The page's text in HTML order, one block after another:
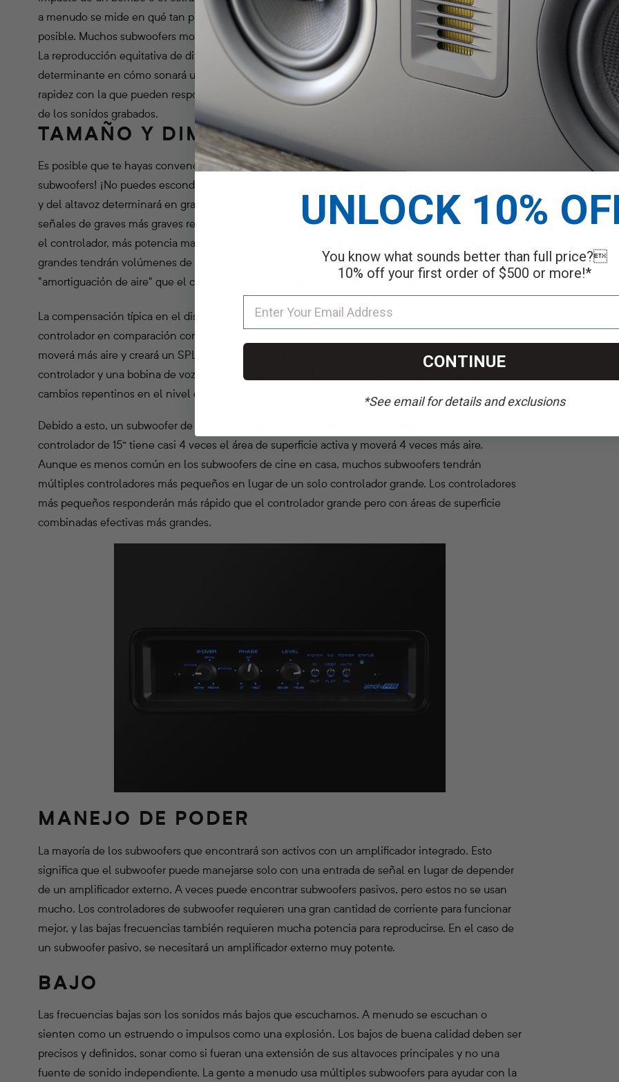
a menudo se mide en qué tan plana es la respuesta de frecuencia hasta su punto más bajo
posible. Muchos subwoofers modernos pueden reproducir frecuencias tan bajas como 20-30 Hz.
La reproducción equitativa de diferentes frecuencias es esencial pero no necesariamente un factor
determinante en cómo sonará un subwoofer. Una característica definitoria de los subwoofers es la
rapidez con la que pueden responder y recuperarse de un impulso para una reproducción precisa
de los sonidos grabados.
TAMAÑO Y DIMENSIONES DEL SUBWOOFER
Es posible que te hayas convencido de que el tamaño no importa, ¡pero sí en el mundo de los
subwoofers! ¡No puedes esconderte detrás de tu F-350 con este! El tamaño de la caja del altavoz
y del altavoz determinará en gran medida la profundidad y el volumen de los graves. Mover
señales de graves más graves requiere una enorme cantidad de energía; cuanto más extenso sea
el controlador, más potencia manejará y mayor volumen de aire podrá mover. Los woofers más
grandes tendrán volúmenes de gabinete más grandes para proporcionar la cantidad adecuada de
"amortiguación de aire" que el controlador necesita para un rendimiento óptimo.
La compensación típica en el diseño de altavoces que involucran subwoofers es el área del
controlador en comparación con el peso del cono del altavoz. Un área de altavoz más grande
moverá más aire y creará un SPL más alto si todos los demás factores son idénticos. El peso de un
controlador y una bobina de voz afectará la rapidez con la que un subwoofer puede responder a
cambios repentinos en el nivel de la señal de entrada.
Debido a esto, un subwoofer de 8” puede responder más rápido que un subwoofer de 15”, pero el
controlador de 15” tiene casi 4 veces el área de superficie activa y moverá 4 veces más aire.
Aunque es menos común en los subwoofers de cine en casa, muchos subwoofers tendrán
múltiples controladores más pequeños en lugar de un solo controlador grande. Los controladores
más pequeños responderán más rápido que el controlador grande pero con áreas de superficie
combinadas efectivas más grandes.
MANEJO DE PODER
La mayoría de los subwoofers que encontrará son activos con un amplificador integrado. Esto
significa que el subwoofer puede manejarse solo con una entrada de señal en lugar de depender
de un amplificador externo. A veces puede encontrar subwoofers pasivos, pero estos no se usan
mucho. Los controladores de subwoofer requieren una gran cantidad de corriente para funcionar
mejor, y las bajas frecuencias también requieren mucha potencia para reproducirse. En el caso de
un subwoofer pasivo, se necesitará un amplificador externo muy potente.
BAJO
Las frecuencias bajas son los sonidos más bajos que escuchamos. A menudo se escuchan o
sienten como un estruendo o impulsos como una explosión. Los bajos de buena calidad deben ser
precisos y definidos, sonar como si fueran una extensión de sus altavoces principales y no una
fuente de sonido independiente. La gente a menudo usa múltiples subwoofers para ayudar con la
UNLOCK 10%
You know what sounds better than full price?
10% off your first order of $500 or more!*
CONTINUE
*See email for details and exclusions